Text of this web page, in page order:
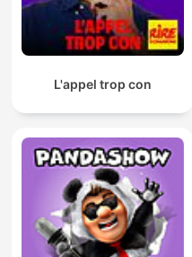
L'appel trop con